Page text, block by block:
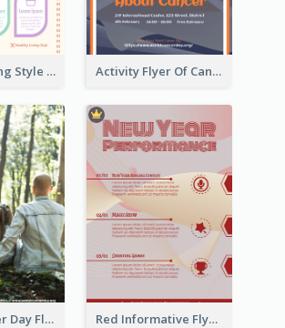
Healthy Living Style Flyer In Warm Colour Tone Activity Flyer Of Cancer Talk In Dark Colour Tone
World Cancer Day Flyer In Light Colour Tone With Photo Red Informative Flyers With Simple Graphics